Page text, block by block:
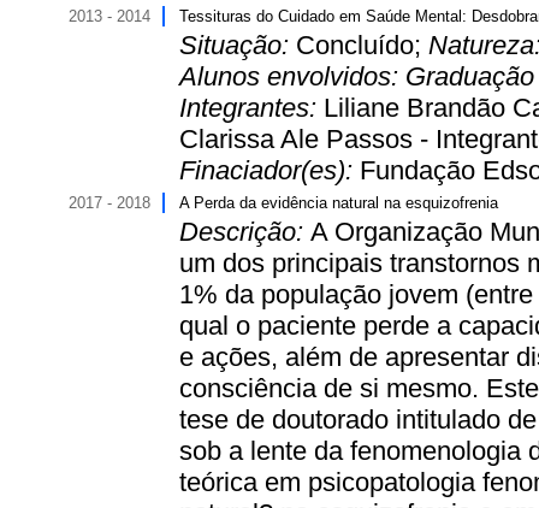
2013 - 2014 Tessituras do Cuidado em Saúde Mental:
Situação: Concluído;
Alunos envolvidos:
Integrantes: Liliane Brandão
Clarissa Ale Passos -
Finaciador(es): Fundação
2017 - 2018 A Perda da evidência natural na esquizofrenia
Descrição: A Organização
um dos principais transtornos
1% da população jovem
qual o paciente perde a
e ações, além de apresentar
consciência de si mesmo.
tese de doutorado intitulado
sob a lente da fenomenologia
teórica em psicopatologia